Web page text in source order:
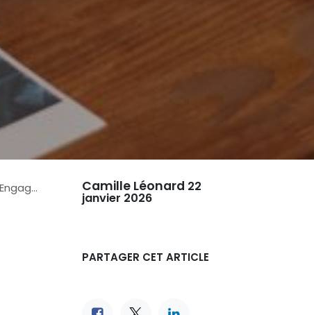
Mobile Camille Léonard 22
janvier 2026
PARTAGER CET ARTICLE